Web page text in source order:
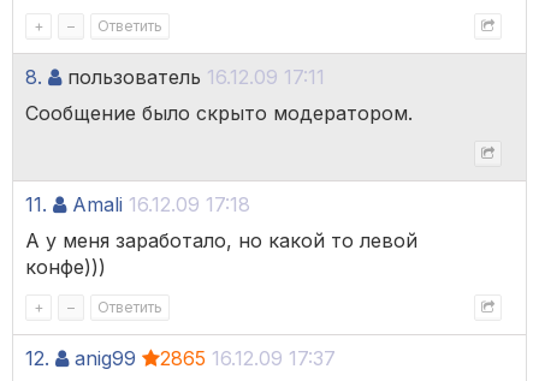
+ – Ответить
8. пользователь 16.12.09 17:11
Сообщение было скрыто модератором.
11. Amali 16.12.09 17:18
А у меня заработало, но какой то левой
конфе)))
+ – Ответить
12. anig99 2865 16.12.09 17:37